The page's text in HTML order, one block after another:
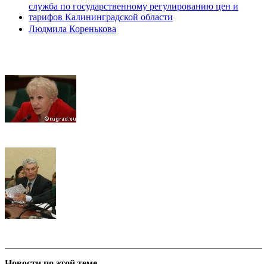
служба по государственному регулированию цен и
тарифов Калининградской области
Людмила Коренькова